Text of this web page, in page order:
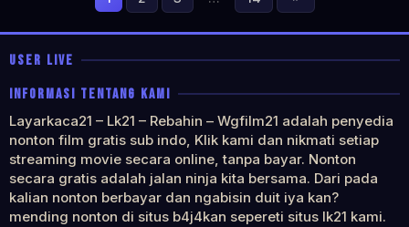
USER LIVE
INFORMASI TENTANG KAMI
Layarkaca21 – Lk21 – Rebahin – Wgfilm21 adalah penyedia
nonton film gratis sub indo, Klik kami dan nikmati setiap
streaming movie secara online, tanpa bayar. Nonton
secara gratis adalah jalan ninja kita bersama. Dari pada
kalian nonton berbayar dan ngabisin duit iya kan?
mending nonton di situs b4j4kan sepereti situs lk21 kami.